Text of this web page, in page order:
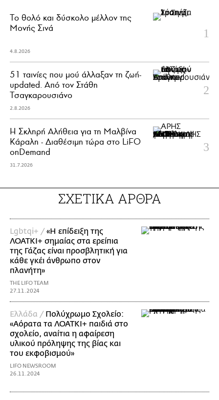
Το θολό και δύσκολο μέλλον της
Μονής Σινά
4.8.2026
51 ταινίες που μού άλλαξαν τη ζωή-
updated. Aπό τον Στάθη
Τσαγκαρουσιάνο
2.8.2026
Η Σκληρή Αλήθεια για τη Μαλβίνα
Κάραλη - Διαθέσιμη τώρα στo LiFO
onDemand
31.7.2026
ΣΧΕΤΙΚΑ ΑΡΘΡΑ
Lgbtqi+ /«Η επίδειξη της
ΛΟΑΤΚΙ+ σημαίας στα ερείπια
της Γάζας είναι προσβλητική για
κάθε γκέι άνθρωπο στον
πλανήτη»
THE LIFO TEAM
27.11.2024
Ελλάδα / Πολύχρωμο Σχολείο:
«Αόρατα τα ΛΟΑΤΚΙ+ παιδιά στο
σχολείο, αναίτια η αφαίρεση
υλικού πρόληψης της βίας και
του εκφοβισμού»
LIFO NEWSROOM
26.11.2024